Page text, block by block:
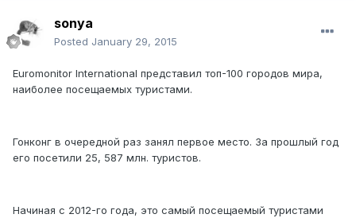
sonya
Posted January 29, 2015
Euromonitor International представил топ-100 городов мира,
наиболее посещаемых туристами.
Гонконг в очередной раз занял первое место. За прошлый год
его посетили 25, 587 млн. туристов.
Начиная с 2012-го года, это самый посещаемый туристами